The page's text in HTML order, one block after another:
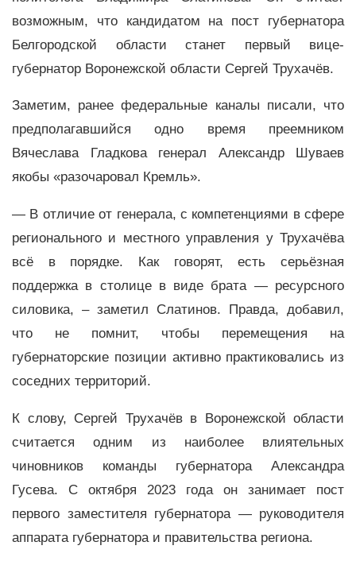
возможным, что кандидатом на пост губернатора
Белгородской области станет первый вице-
губернатор Воронежской области Сергей Трухачёв.
Заметим, ранее федеральные каналы писали, что
предполагавшийся одно время преемником
Вячеслава Гладкова генерал Александр Шуваев
якобы «разочаровал Кремль».
— В отличие от генерала, с компетенциями в сфере
регионального и местного управления у Трухачёва
всё в порядке. Как говорят, есть серьёзная
поддержка в столице в виде брата — ресурсного
силовика, – заметил Слатинов. Правда, добавил,
что не помнит, чтобы перемещения на
губернаторские позиции активно практиковались из
соседних территорий.
К слову, Сергей Трухачёв в Воронежской области
считается одним из наиболее влиятельных
чиновников команды губернатора Александра
Гусева. С октября 2023 года он занимает пост
первого заместителя губернатора — руководителя
аппарата губернатора и правительства региона.